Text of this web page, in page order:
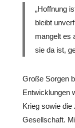
„Hoffnung
bleibt
mangelt es
sie da ist,
Große Sorgen
Ent­wick­lun­gen
Krieg sowie die
Gesell­schaft.